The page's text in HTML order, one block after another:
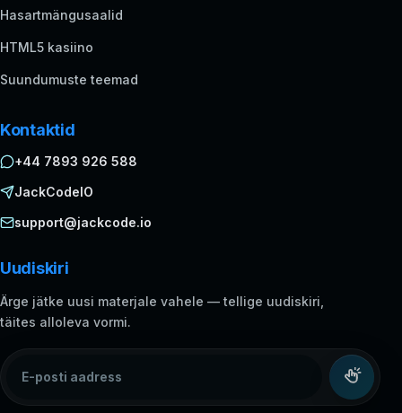
Hasartmängusaalid
HTML5 kasiino
Suundumuste teemad
Kontaktid
+44 7893 926 588
JackCodeIO
support@jackcode.io
Uudiskiri
Ärge jätke uusi materjale vahele — tellige uudiskiri,
täites alloleva vormi.